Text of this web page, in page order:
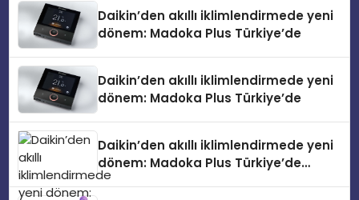
Daikin’den akıllı iklimlendirmede yeni
dönem: Madoka Plus Türkiye’de
Daikin’den akıllı iklimlendirmede yeni
dönem: Madoka Plus Türkiye’de
Daikin’den akıllı iklimlendirmede yeni
dönem: Madoka Plus Türkiye’de
Daikin’in kullanıcı dostu tasarımıyla